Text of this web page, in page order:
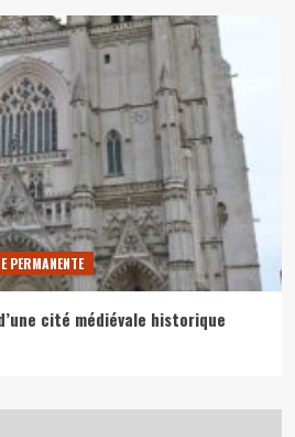
PERMANENTE
cité médiévale historique